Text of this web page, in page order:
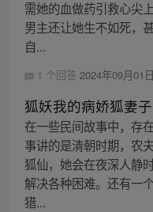
需她的血做药引救心尖
男主还让她生不如死，
自...
1 个回答 2024年09月01
狐妖我的病娇狐妻子
在一些民间故事中，存
事讲的是清朝时期，农
狐仙，她会在夜深人静
解决各种困难。还有一
猎...